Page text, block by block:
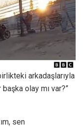
arkadaşlarıyla
olay mı var?”
sen